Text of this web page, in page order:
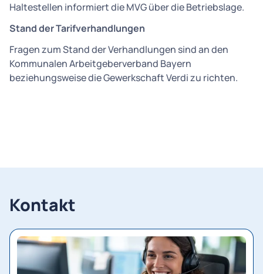
Haltestellen informiert die MVG über die Betriebslage.
Stand der Tarifverhandlungen
Fragen zum Stand der Verhandlungen sind an den
Kommunalen Arbeitgeberverband Bayern
beziehungsweise die Gewerkschaft Verdi zu richten.
Kontakt